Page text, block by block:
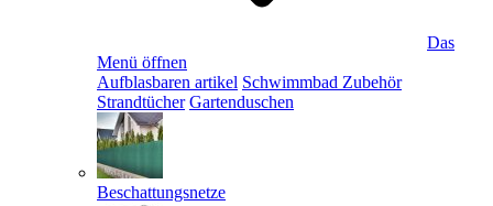
Das
Menü öffnen
Aufblasbaren artikel Schwimmbad Zubehör
Strandtücher Gartenduschen
Beschattungsnetze